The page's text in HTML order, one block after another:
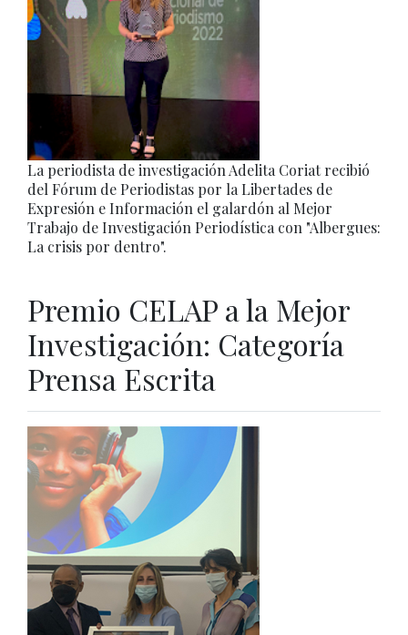
La periodista de investigación Adelita Coriat recibió
del Fórum de Periodistas por la Libertades de
Expresión e Información el galardón al Mejor
Trabajo de Investigación Periodística con "Albergues:
La crisis por dentro".
Premio CELAP a la Mejor
Investigación: Categoría
Prensa Escrita